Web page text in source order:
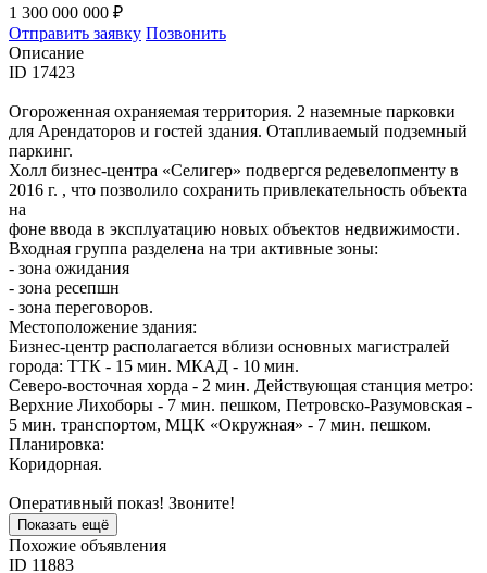
1 300 000 000 ₽
Отправить заявку Позвонить
Описание
ID 17423
Огороженная охраняемая территория. 2 наземные парковки
для Арендаторов и гостей здания. Отапливаемый подземный
паркинг.
Холл бизнес-центра «Селигер» подвергся редевелопменту в
2016 г. , что позволило сохранить привлекательность объекта
на
фоне ввода в эксплуатацию новых объектов недвижимости.
Входная группа разделена на три активные зоны:
- зона ожидания
- зона ресепшн
- зона переговоров.
Местоположение здания:
Бизнес-центр располагается вблизи основных магистралей
города: ТТК - 15 мин. МКАД - 10 мин.
Северо-восточная хорда - 2 мин. Действующая станция метро:
Верхние Лихоборы - 7 мин. пешком, Петровско-Разумовская -
5 мин. транспортом, МЦК «Окружная» - 7 мин. пешком.
Планировка:
Коридорная.
Оперативный показ! Звоните!
Показать ещё
Похожие объявления
ID 11883